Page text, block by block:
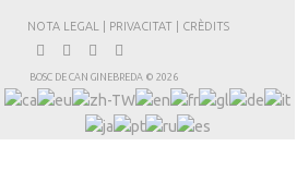
NOTA LEGAL PRIVACITAT CRÈDITS
BOSC DE CAN GINEBREDA © 2026